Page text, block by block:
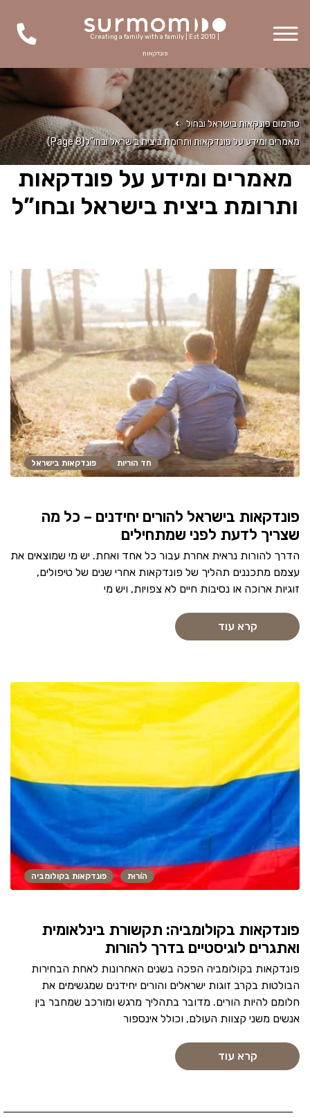
Creating a family with a family | Est 2010 |
פונדקאות
סורמום פונקאות בישראל ובחול
מאמרים ומידע על פונדקאות ותרומת ביצית בישראל ובחו”ל(Page 8)
מאמרים ומידע על פונדקאות
ותרומת ביצית בישראל ובחו”ל
חד הוריות פונדקאות בישראל
פונדקאות בישראל להורים יחידנים – כל מה
שצריך לדעת לפני שמתחילים
הדרך להורות נראית אחרת עבור כל אחד ואחת. יש מי שמוצאים את
עצמם מתכננים תהליך של פונדקאות אחרי שנים של טיפולים,
זוגיות ארוכה או נסיבות חיים לא צפויות, ויש מי
קרא עוד
הוֹרוּת פונדקאות בקולומביה
פונדקאות בקולומביה: תקשורת בינלאומית
ואתגרים לוגיסטיים בדרך להורות
פונדקאות בקולומביה הפכה בשנים האחרונות לאחת הבחירות
הבולטות בקרב זוגות ישראלים והורים יחידנים שמגשימים את
חלומם להיות הורים. מדובר בתהליך מרגש ומורכב שמחבר בין
אנשים משני קצוות העולם, וכולל אינספור
קרא עוד